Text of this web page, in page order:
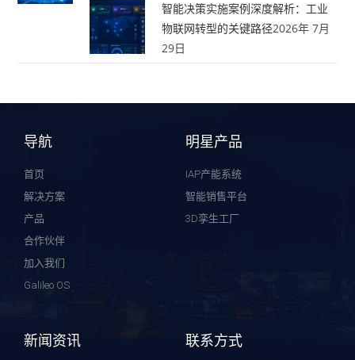
智能决策实施案例深度解析：工业
物联网转型的关键路径2026年 7月
29日
导航
首页
解决方案
产品
合作伙伴
加入我们
Galileo OS
明星产品
IAP产能系统
智能销售平台
3D孪生工厂
新闻资讯 联系方式